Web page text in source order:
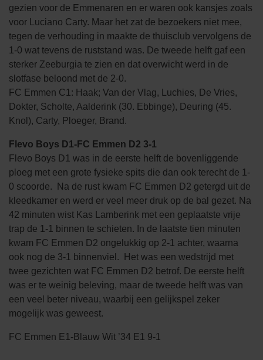
gezien voor de Emmenaren en er waren ook kansjes zoals
voor Luciano Carty. Maar het zat de bezoekers niet mee,
tegen de verhouding in maakte de thuisclub vervolgens de
1-0 wat tevens de ruststand was. De tweede helft gaf een
sterker Zeeburgia te zien en dat overwicht werd in de
slotfase beloond met de 2-0.
FC Emmen C1: Haak; Van der Vlag, Luchies, De Vries,
Dokter, Scholte, Aalderink (30. Ebbinge), Deuring (45.
Knol), Carty, Ploeger, Brand.
Flevo Boys D1-FC Emmen D2 3-1
Flevo Boys D1 was in de eerste helft de bovenliggende
ploeg met een grote fysieke spits die dan ook terecht de 1-
0 scoorde. Na de rust kwam FC Emmen D2 getergd uit de
kleedkamer en werd er veel meer druk op de bal gezet. Na
42 minuten wist Kas Lamberink met een geplaatste vrije
trap de 1-1 binnen te schieten. In de laatste tien minuten
kwam FC Emmen D2 ongelukkig op 2-1 achter, waarna
ook nog de 3-1 binnenviel. Het was een wedstrijd met
twee gezichten wat FC Emmen D2 betrof. De eerste helft
was er te weinig beleving, maar de tweede helft was van
een veel beter niveau, waarbij een gelijkspel zeker
mogelijk was geweest.
FC Emmen E1-Blauw Wit ’34 E1 9-1